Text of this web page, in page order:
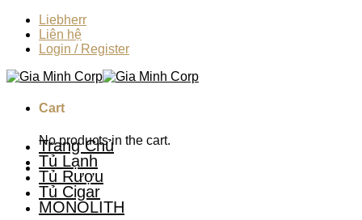
Skip
content
Liebherr
Liên hệ
Login / Register
Cart
No products in the cart.
Trang Chủ
Tủ Lạnh
Tủ Rượu
Tủ Cigar
MONOLITH